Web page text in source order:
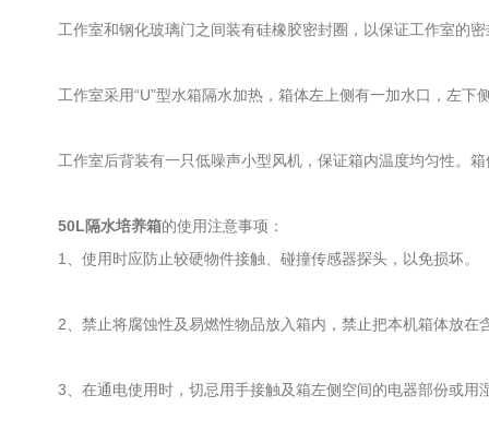
工作室和钢化玻璃门之间装有硅橡胶密封圈，以保证工作室的密
工作室采用“U”型水箱隔水加热，箱体左上侧有一加水口，左下
工作室后背装有一只低噪声小型风机，保证箱内温度均匀性。箱
50L隔水培养箱的使用注意事项：
1、使用时应防止较硬物件接触、碰撞传感器探头，以免损坏。
2、禁止将腐蚀性及易燃性物品放入箱内，禁止把本机箱体放在
3、在通电使用时，切忌用手接触及箱左侧空间的电器部份或用